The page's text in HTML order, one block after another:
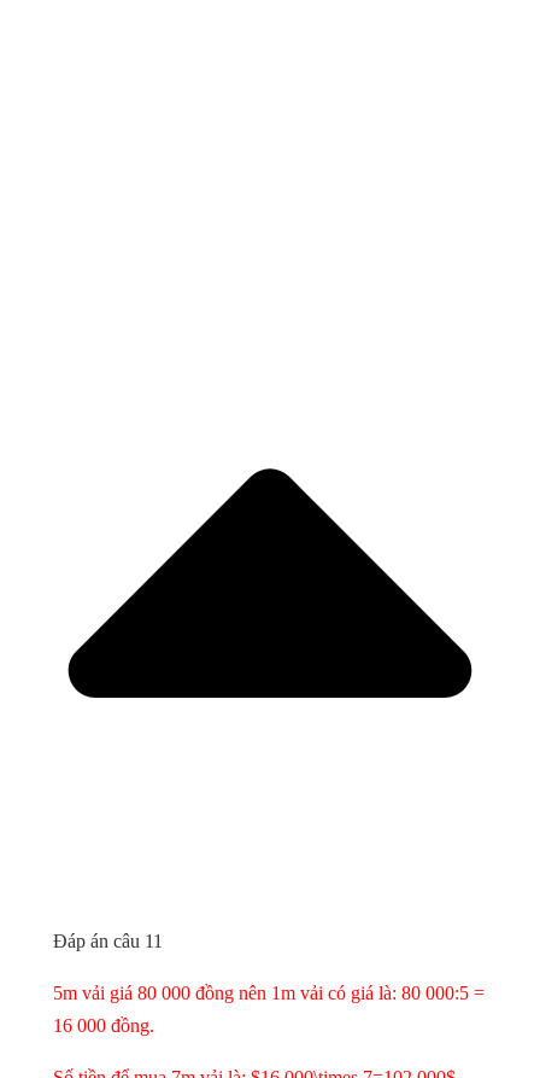
Đáp án câu 11
5m vải giá 80 000 đồng nên 1m vải có giá là: 80 000:5 =
16 000 đồng.